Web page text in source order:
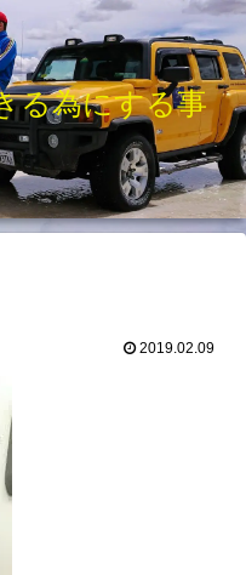
る為にする事
2019.02.09